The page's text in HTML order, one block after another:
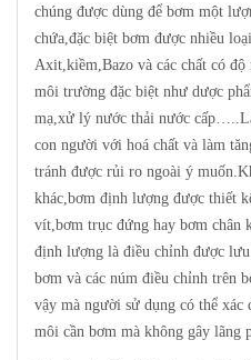
chúng được dùng để bơm một
chứa,đặc biệt bơm được nhiều
Axit,kiềm,Bazo và các chất có
môi trường đặc biệt như dược
mạ,xử lý nước thải nước
con người với hoá chất và làm
tránh được rủi ro ngoài ý
khác,bơm định lượng được thiết
vít,bơm trục đứng hay bơm
định lượng là điều chỉnh được
bơm và các núm điều chỉnh trên
vậy mà người sử dụng có thể xác
môi cần bơm mà không gây